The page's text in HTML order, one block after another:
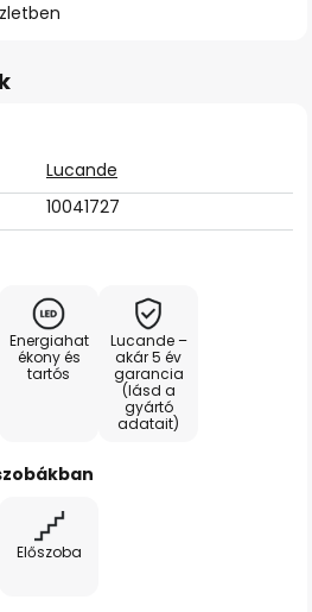
Lucande
10041727
Energiahat
ékony és
tartós
Lucande –
akár 5 év
garancia
(lásd a
gyártó
adatait)
Előszoba